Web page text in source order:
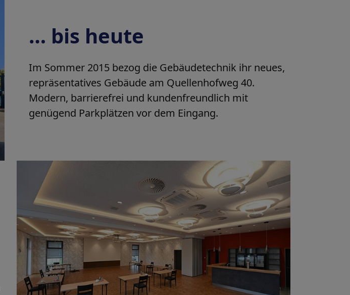
… bis heute
Im Sommer 2015 bezog die Gebäudetechnik ihr neues,
repräsentatives Gebäude am Quellenhofweg 40.
Modern, barrierefrei und kundenfreundlich mit
genügend Parkplätzen vor dem Eingang.